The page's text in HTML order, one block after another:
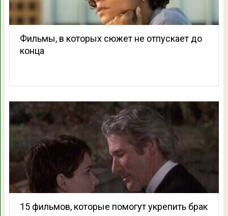
Фильмы, в которых сюжет не отпускает до
конца
15 фильмов, которые помогут укрепить брак